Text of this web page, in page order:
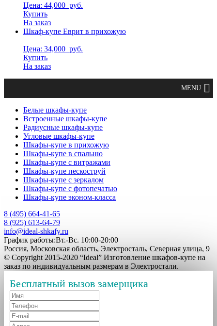
Цена: 44,000 руб.
Купить
На заказ
Шкаф-купе Еврит в прихожую
Цена: 34,000 руб.
Купить
На заказ
Белые шкафы-купе
Встроенные шкафы-купе
Радиусные шкафы-купе
Угловые шкафы-купе
Шкафы-купе в прихожую
Шкафы-купе в спальню
Шкафы-купе с витражами
Шкафы-купе пескоструй
Шкафы-купе с зеркалом
Шкафы-купе с фотопечатью
Шкафы-купе эконом-класса
8 (495) 664-41-65
8 (925) 613-64-79
info@ideal-shkafy.ru
График работы:Вт.-Вс. 10:00-20:00
Россия, Московская область, Электросталь, Северная улица, 9
© Copyright 2015-2020 “Ideal” Изготовление шкафов-купе на
заказ по индивидуальным размерам в Электростали.
Бесплатный вызов замерщика